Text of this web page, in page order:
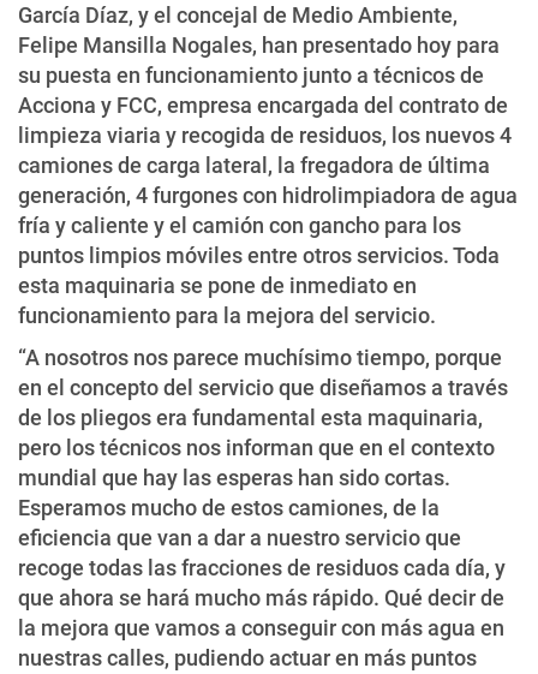
García Díaz, y el concejal de Medio Ambiente,
Felipe Mansilla Nogales, han presentado hoy para
su puesta en funcionamiento junto a técnicos de
Acciona y FCC, empresa encargada del contrato de
limpieza viaria y recogida de residuos, los nuevos 4
camiones de carga lateral, la fregadora de última
generación, 4 furgones con hidrolimpiadora de agua
fría y caliente y el camión con gancho para los
puntos limpios móviles entre otros servicios. Toda
esta maquinaria se pone de inmediato en
funcionamiento para la mejora del servicio.
“A nosotros nos parece muchísimo tiempo, porque
en el concepto del servicio que diseñamos a través
de los pliegos era fundamental esta maquinaria,
pero los técnicos nos informan que en el contexto
mundial que hay las esperas han sido cortas.
Esperamos mucho de estos camiones, de la
eficiencia que van a dar a nuestro servicio que
recoge todas las fracciones de residuos cada día, y
que ahora se hará mucho más rápido. Qué decir de
la mejora que vamos a conseguir con más agua en
nuestras calles, pudiendo actuar en más puntos